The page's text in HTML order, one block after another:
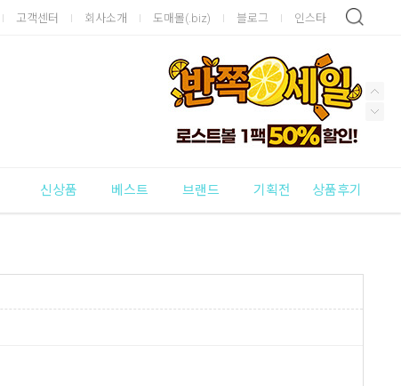
고객센터 회사소개 도매몰(.biz) 블로그 인스타
신상품 베스트 브랜드 기획전 상품후기